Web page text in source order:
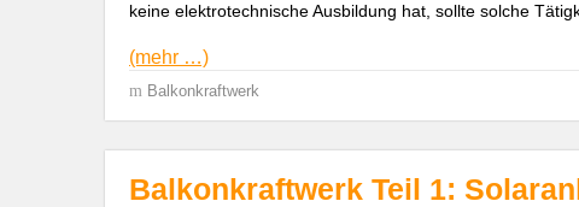
keine elektrotechnische Ausbildung hat, sollte solche
(mehr …)
Balkonkraftwerk
Balkonkraftwerk Teil 1: